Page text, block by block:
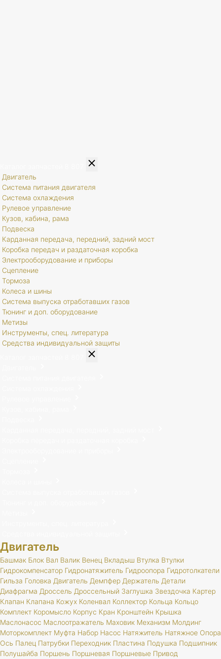
Двигатель
Система питания двигателя
Система охлаждения
Рулевое управление
Кузов, кабина, рама
Подвеска
Карданная передача, передний, задний мост
Коробка передач и раздаточная коробка
Электрооборудование и приборы
Сцепление
Тормоза
Колеса и шины
Система выпуска отработавших газов
Тюнинг и доп. оборудование
Метизы
Инструменты, спец. литература
Средства индивидуальной защиты
Двигатель
Башмак Блок Вал Валик Венец Вкладыш Втулка Втулки
Гидрокомпенсатор Гидронатяжитель Гидроопора Гидротолкатели
Гильза Головка Двигатель Демпфер Держатель Детали
Диафрагма Дроссель Дроссельный Заглушка Звездочка Картер
Клапан Клапана Кожух Коленвал Коллектор Кольца Кольцо
Комплект Коромысло Корпус Кран Кронштейн Крышка
Маслонасос Маслоотражатель Маховик Механизм Молдинг
Моторкомплект Муфта Набор Насос Натяжитель Натяжное Опора
Ось Палец Патрубки Переходник Пластина Подушка Подшипник
Полушайба Поршень Поршневая Поршневые Привод